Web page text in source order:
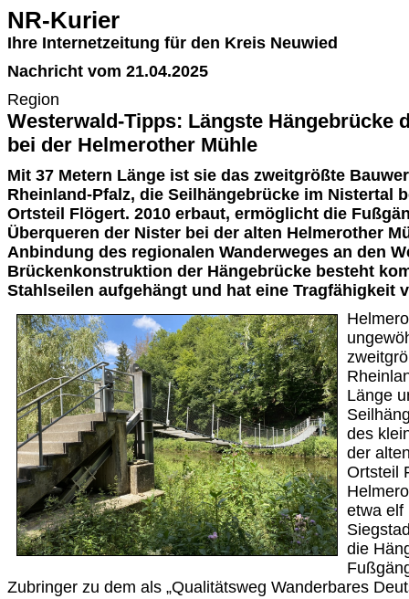
NR-Kurier
Ihre Internetzeitung für den Kreis Neuwied
Nachricht vom 21.04.2025
Region
Westerwald-Tipps: Längste Hängebrücke
bei der Helmerother Mühle
Mit 37 Metern Länge ist sie das zweitgrößte
Rheinland-Pfalz, die Seilhängebrücke im Nistertal
Ortsteil Flögert. 2010 erbaut, ermöglicht die
Überqueren der Nister bei der alten Helmerother
Anbindung des regionalen Wanderweges an den
Brückenkonstruktion der Hängebrücke besteht
Stahlseilen aufgehängt und hat eine Tragfähigkeit
Länge
des
der
Ortsteil
etwa elf
die
Zubringer zu dem als „Qualitätsweg Wanderbares